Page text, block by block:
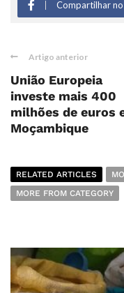
Compartilhar
Artigo anterior
União Europeia
investe mais 400
milhões de euros
Moçambique
RELATED ARTICLES
MORE FROM CATEGORY